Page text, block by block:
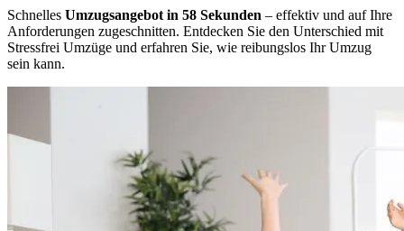
Schnelles Umzugsangebot in 58 Sekunden – effektiv und auf Ihre
Anforderungen zugeschnitten. Entdecken Sie den Unterschied mit
Stressfrei Umzüge und erfahren Sie, wie reibungslos Ihr Umzug
sein kann.